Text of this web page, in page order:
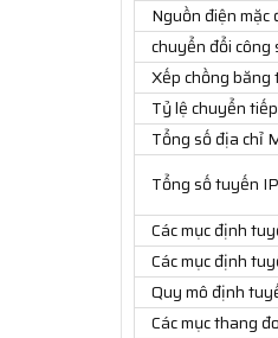
Nguồn điện mặc
chuyển đổi công
Xếp chồng băng
Tỷ lệ chuyển tiếp
Tổng số địa chỉ
Tổng số tuyến
Các mục định
Các mục định
Quy mô định
Các mục thang